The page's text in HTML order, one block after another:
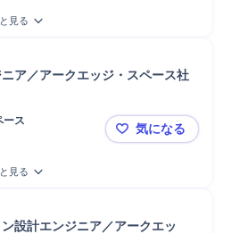
見る
ア／アークエッジ・スペース社
ース
衛星システ
気になる
見る
設計エンジニア／アークエッ